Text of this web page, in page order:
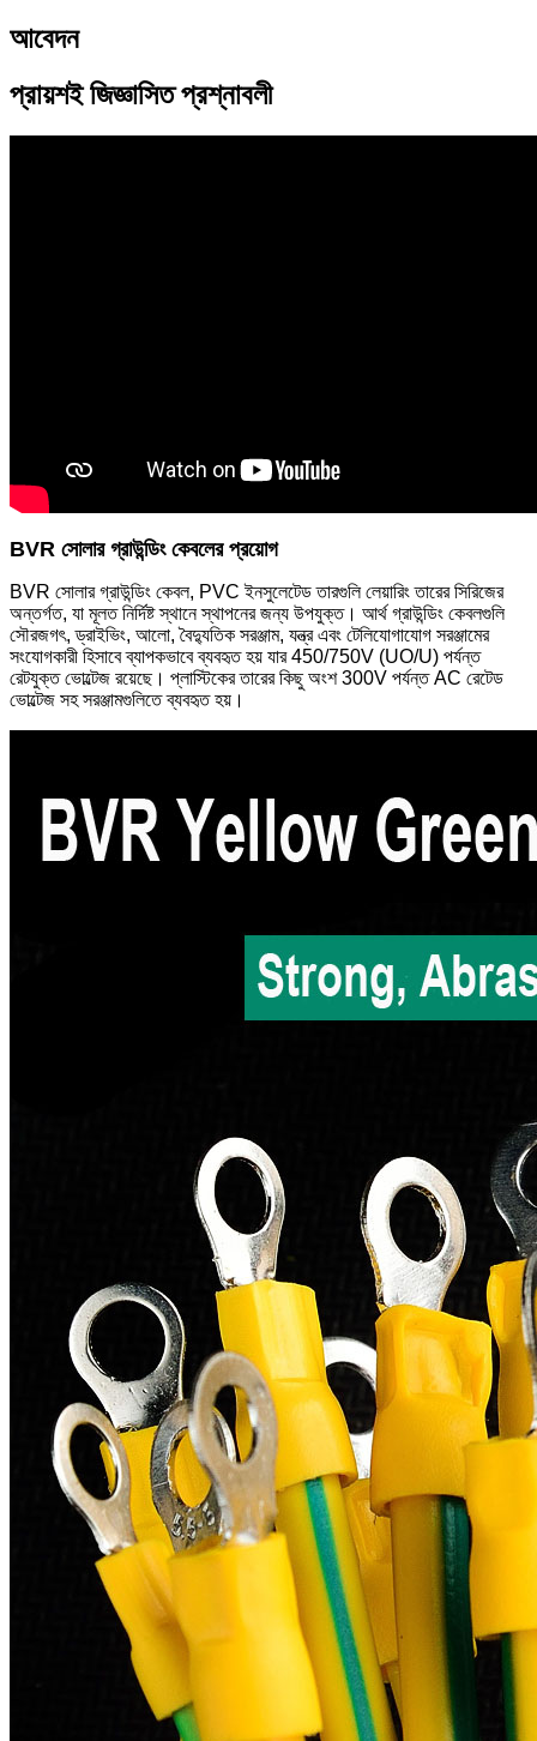
আবেদন
প্রায়শই জিজ্ঞাসিত প্রশ্নাবলী
BVR সোলার গ্রাউন্ডিং কেবলের প্রয়োগ
BVR সোলার গ্রাউন্ডিং কেবল, PVC ইনসুলেটেড তারগুলি লেয়ারিং তারের সিরিজের
অন্তর্গত, যা মূলত নির্দিষ্ট স্থানে স্থাপনের জন্য উপযুক্ত। আর্থ গ্রাউন্ডিং কেবলগুলি
সৌরজগৎ, ড্রাইভিং, আলো, বৈদ্যুতিক সরঞ্জাম, যন্ত্র এবং টেলিযোগাযোগ সরঞ্জামের
সংযোগকারী হিসাবে ব্যাপকভাবে ব্যবহৃত হয় যার 450/750V (UO/U) পর্যন্ত
রেটযুক্ত ভোল্টেজ রয়েছে। প্লাস্টিকের তারের কিছু অংশ 300V পর্যন্ত AC রেটেড
ভোল্টেজ সহ সরঞ্জামগুলিতে ব্যবহৃত হয়।